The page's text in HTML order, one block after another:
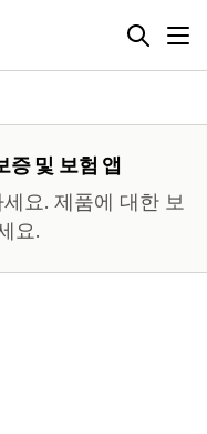
증 및 보험 앱
요. 제품에 대한 보
요.